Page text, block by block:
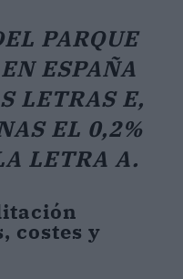
PARQUE
ESPAÑA
LETRAS E,
EL 0,2%
LETRA A.
costes y